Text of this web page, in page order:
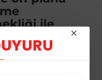
ile
rahat bir